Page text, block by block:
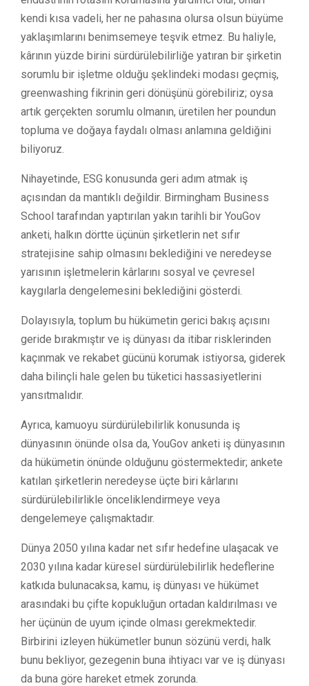
kendi kısa vadeli, her ne pahasına olursa olsun büyüme
yaklaşımlarını benimsemeye teşvik etmez. Bu haliyle,
kârının yüzde birini sürdürülebilirliğe yatıran bir şirketin
sorumlu bir işletme olduğu şeklindeki modası geçmiş,
greenwashing fikrinin geri dönüşünü görebiliriz; oysa
artık gerçekten sorumlu olmanın, üretilen her poundun
topluma ve doğaya faydalı olması anlamına geldiğini
biliyoruz.
Nihayetinde, ESG konusunda geri adım atmak iş
açısından da mantıklı değildir. Birmingham Business
School tarafından yaptırılan yakın tarihli bir YouGov
anketi, halkın dörtte üçünün şirketlerin net sıfır
stratejisine sahip olmasını beklediğini ve neredeyse
yarısının işletmelerin kârlarını sosyal ve çevresel
kaygılarla dengelemesini beklediğini gösterdi.
Dolayısıyla, toplum bu hükümetin gerici bakış açısını
geride bırakmıştır ve iş dünyası da itibar risklerinden
kaçınmak ve rekabet gücünü korumak istiyorsa, giderek
daha bilinçli hale gelen bu tüketici hassasiyetlerini
yansıtmalıdır.
Ayrıca, kamuoyu sürdürülebilirlik konusunda iş
dünyasının önünde olsa da, YouGov anketi iş dünyasının
da hükümetin önünde olduğunu göstermektedir; ankete
katılan şirketlerin neredeyse üçte biri kârlarını
sürdürülebilirlikle önceliklendirmeye veya
dengelemeye çalışmaktadır.
Dünya 2050 yılına kadar net sıfır hedefine ulaşacak ve
2030 yılına kadar küresel sürdürülebilirlik hedeflerine
katkıda bulunacaksa, kamu, iş dünyası ve hükümet
arasındaki bu çifte kopukluğun ortadan kaldırılması ve
her üçünün de uyum içinde olması gerekmektedir.
Birbirini izleyen hükümetler bunun sözünü verdi, halk
bunu bekliyor, gezegenin buna ihtiyacı var ve iş dünyası
da buna göre hareket etmek zorunda.